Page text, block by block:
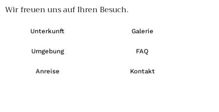
Wir freuen uns auf Ihren Besuch.
Unterkunft
Umgebung
Anreise
Galerie
FAQ
Kontakt